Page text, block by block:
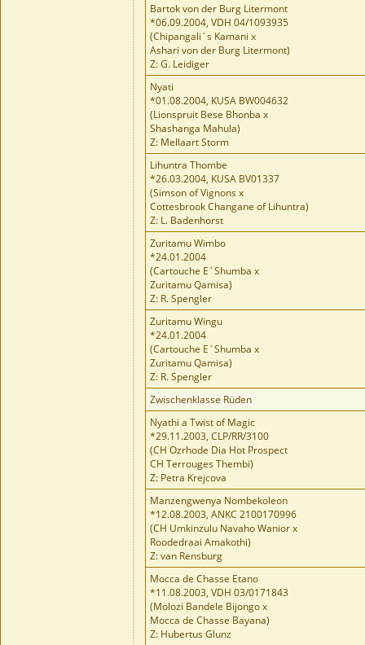
Bartok von der Burg Litermont
*06.09.2004, VDH 04/1093935
(Chipangali´s Kamani x
Ashari von der Burg Litermont)
Z: G. Leidiger
Nyati
*01.08.2004, KUSA BW004632
(Lionspruit Bese Bhonba x
Shashanga Mahula)
Z: Mellaart Storm
Lihuntra Thombe
*26.03.2004, KUSA BV01337
(Simson of Vignons x
Cottesbrook Changane of Lihuntra)
Z: L. Badenhorst
Zuritamu Wimbo
*24.01.2004
(Cartouche E`Shumba x
Zuritamu Qamisa)
Z: R. Spengler
Zuritamu Wingu
*24.01.2004
(Cartouche E`Shumba x
Zuritamu Qamisa)
Z: R. Spengler
Zwischenklasse Rüden
Nyathi a Twist of Magic
*29.11.2003, CLP/RR/3100
(CH Ozrhode Dia Hot Prospect
CH Terrouges Thembi)
Z: Petra Krejcova
Manzengwenya Nombekoleon
*12.08.2003, ANKC 2100170996
(CH Umkinzulu Navaho Wanior x
Roodedraai Amakothi)
Z: van Rensburg
Mocca de Chasse Etano
*11.08.2003, VDH 03/0171843
(Molozi Bandele Bijongo x
Mocca de Chasse Bayana)
Z: Hubertus Glunz